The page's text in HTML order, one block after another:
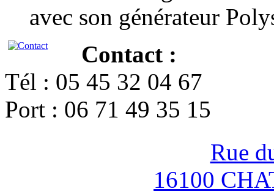
avec son générateur
Contact :
Tél : 05 45 32 04 67
Port : 06 71 49 35 15
Rue
16100